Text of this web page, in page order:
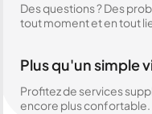
Des questions ? Des
tout moment et en tout
Plus qu'un simple
Profitez de services
encore plus confortable.